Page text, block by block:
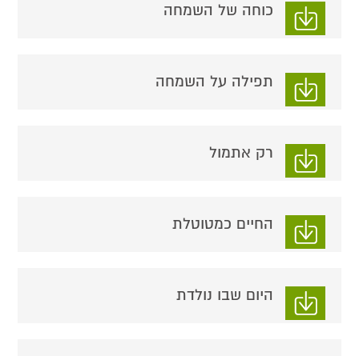
כוחה של השמחה
תפילה על השמחה
רק אתמול
החיים כמטוטלת
היום שבו נולדת